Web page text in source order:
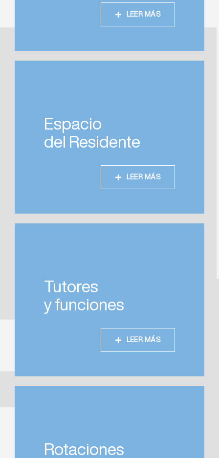
LEER MÁS
Espacio
del Residente
LEER MÁS
Tutores
y funciones
LEER MÁS
Rotaciones